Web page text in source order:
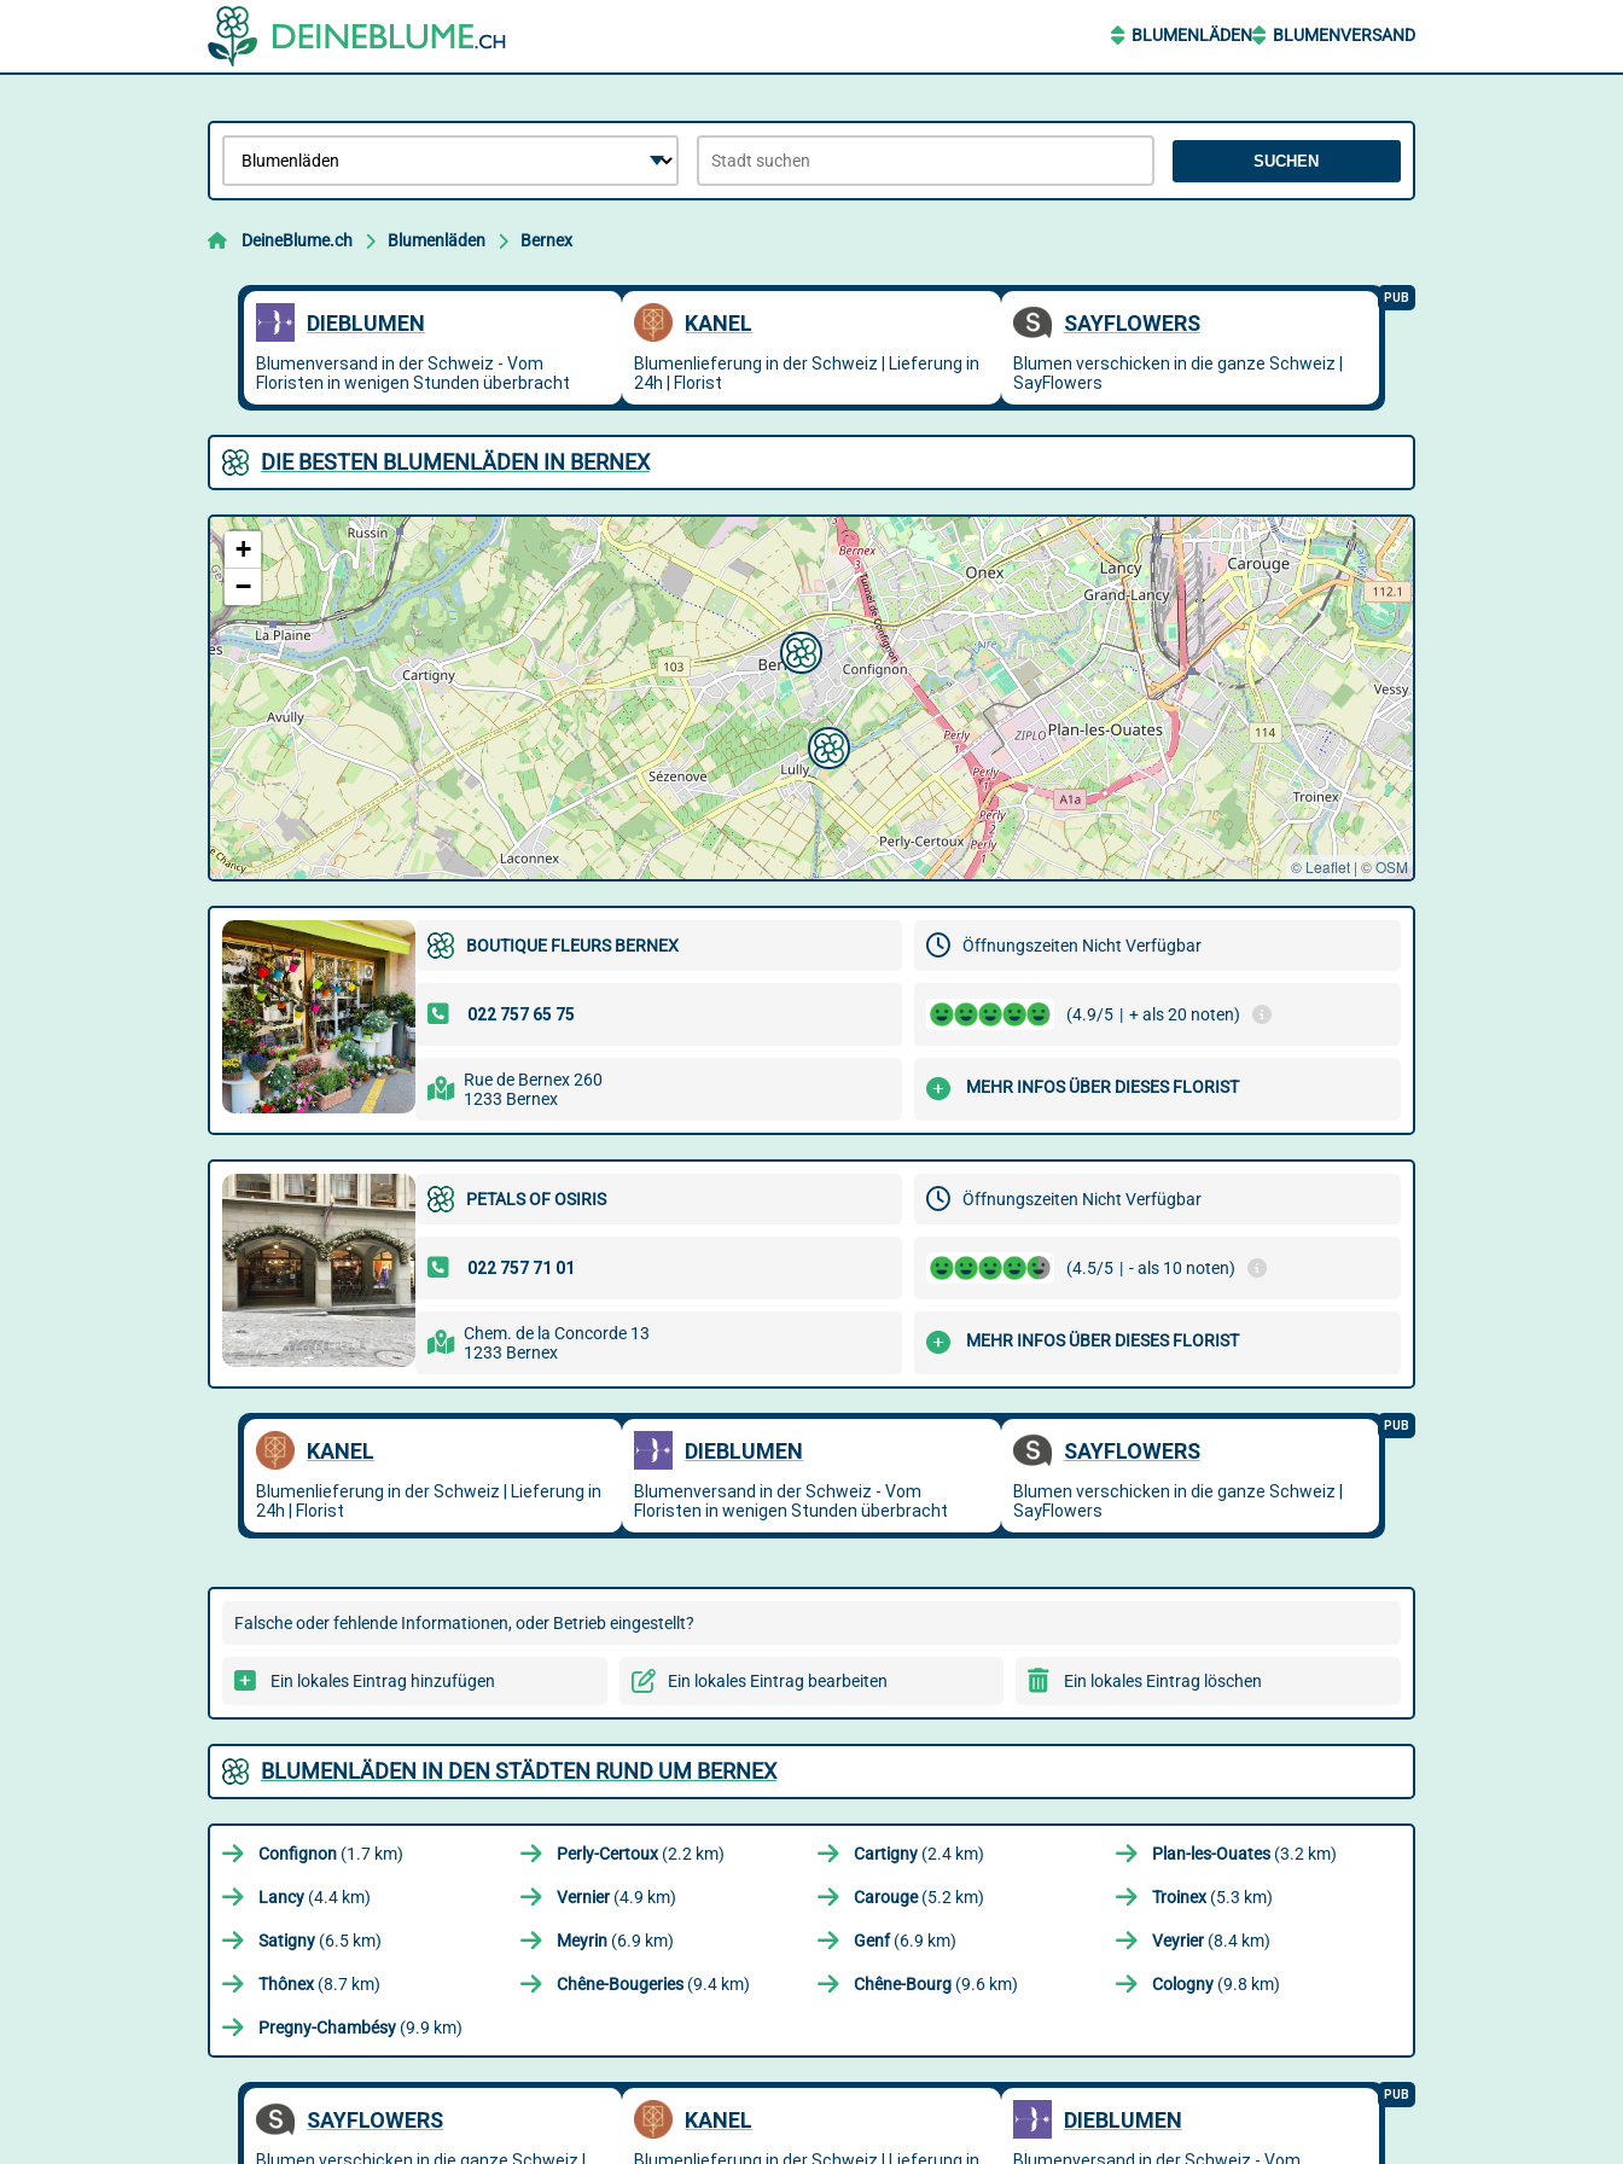
BLUMENLÄDEN BLUMENVERSAND
SUCHEN
DeineBlume.ch Blumenläden Bernex
DIE BESTEN BLUMENLÄDEN IN BERNEX
+
−
© Leaflet | ©OSM
BOUTIQUE FLEURS BERNEX Öffnungszeiten Nicht Verfügbar
(4.9/5 | + als 20 noten)
Rue de Bernex 260
1233 Bernex
MEHR INFOS ÜBER DIESES FLORIST
PETALS OF OSIRIS Öffnungszeiten Nicht Verfügbar
(4.5/5 | - als 10 noten)
Chem. de la Concorde 13
1233 Bernex
MEHR INFOS ÜBER DIESES FLORIST
Falsche oder fehlende Informationen, oder Betrieb eingestellt?
Ein lokales Eintrag hinzufügen Ein lokales Eintrag bearbeiten Ein lokales Eintrag löschen
BLUMENLÄDEN IN DEN STÄDTEN RUND UM BERNEX
Confignon (1.7 km) Perly-Certoux(2.2 km) Cartigny (2.4 km) Plan-les-Ouates(3.2 km)
Lancy (4.4 km) Vernier(4.9 km) Carouge(5.2 km) Troinex(5.3 km)
Satigny (6.5 km) Meyrin(6.9 km) Genf(6.9 km) Veyrier(8.4 km)
Thônex(8.7 km) Chêne-Bougeries(9.4 km) Chêne-Bourg (9.6 km) Cologny(9.8 km)
Pregny-Chambésy (9.9 km)